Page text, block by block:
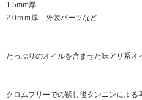
1.5mm厚
2.0ｍｍ厚 外装パーツなど
たっぷりのオイルを含ませた味アリ系オ
クロムフリーでの鞣し後タンニンによる